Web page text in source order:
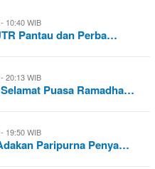
10:40 WIB
Pantau dan Perba…
20:13 WIB
Puasa Ramadha…
19:50 WIB
Paripurna Penya…